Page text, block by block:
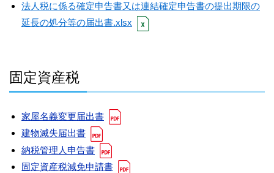
法人税に係る確定申告書又は連結確定申告書の提出期限の
延長の処分等の届出書.xlsx
固定資産税
家屋名義変更届出書
建物滅失届出書
納税管理人申告書
固定資産税減免申請書